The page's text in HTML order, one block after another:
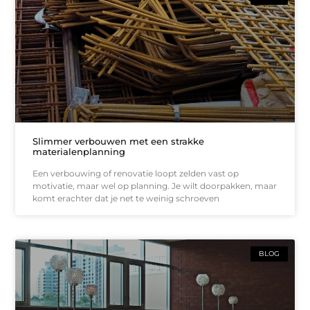
Slimmer verbouwen met een strakke
materialenplanning
Een verbouwing of renovatie loopt zelden vast op
motivatie, maar wel op planning. Je wilt doorpakken, maar
komt erachter dat je net te weinig schroeven
BLOG